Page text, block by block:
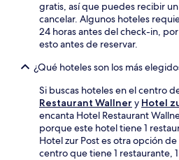
gratis, así que puedes recibir
cancelar. Algunos hoteles
24 horas antes del check-in,
esto antes de reservar.
¿Qué hoteles son los más
Si buscas hoteles en el centro
Restaurant Wallner y Hotel
encanta Hotel Restaurant
porque este hotel tiene 1
Hotel zur Post es otra opción
centro que tiene 1 restaurante,